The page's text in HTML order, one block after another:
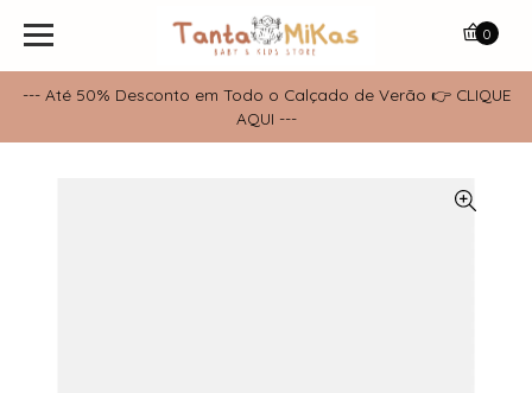
--- Até 50% Desconto em Todo o Calçado de Verão 👉 CLIQUE
AQUI ---
0